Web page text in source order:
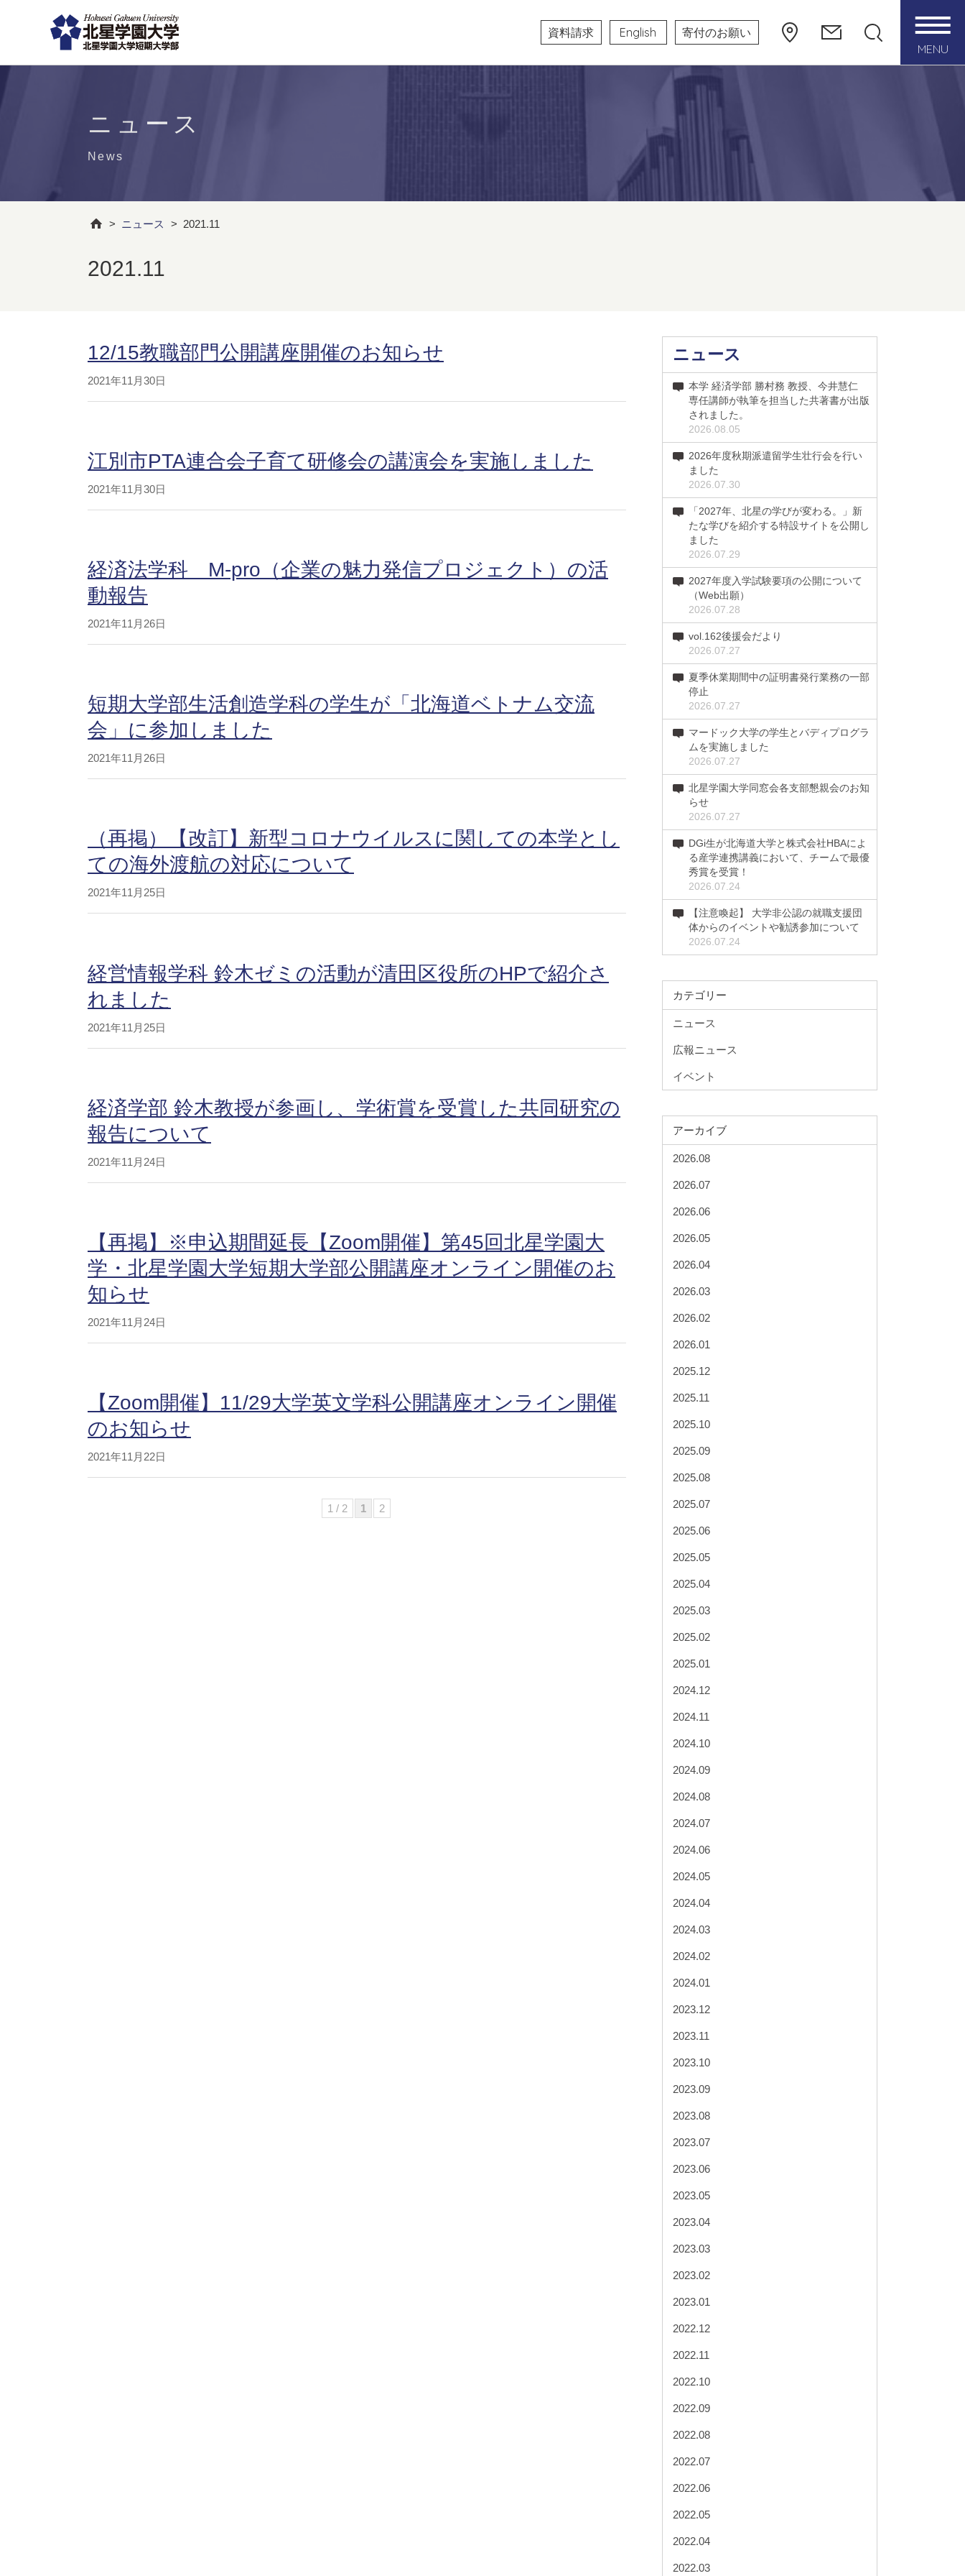
資料請求 English
寄付のお願い
MENU
ニュース
News
> ニュース > 2021.11
2021.11
12/15教職部門公開講座開催のお知らせ
2021年11月30日
江別市PTA連合会子育て研修会の講演会を実施しました
2021年11月30日
経済法学科 M-pro（企業の魅力発信プロジェクト）の活
動報告
2021年11月26日
短期大学部生活創造学科の学生が「北海道ベトナム交流
会」に参加しました
2021年11月26日
（再掲）【改訂】新型コロナウイルスに関しての本学とし
ての海外渡航の対応について
2021年11月25日
経営情報学科 鈴木ゼミの活動が清田区役所のHPで紹介さ
れました
2021年11月25日
経済学部 鈴木教授が参画し、学術賞を受賞した共同研究の
報告について
2021年11月24日
【再掲】※申込期間延長【Zoom開催】第45回北星学園大
学・北星学園大学短期大学部公開講座オンライン開催のお
知らせ
2021年11月24日
【Zoom開催】11/29大学英文学科公開講座オンライン開催
のお知らせ
2021年11月22日
1 / 2 1 2
ニュース
本学 経済学部 勝村務 教授、今井慧仁
専任講師が執筆を担当した共著書が出版
されました。
2026.08.05
2026年度秋期派遣留学生壮行会を行い
ました
2026.07.30
「2027年、北星の学びが変わる。」新
たな学びを紹介する特設サイトを公開し
ました
2026.07.29
2027年度入学試験要項の公開について
（Web出願）
2026.07.28
vol.162後援会だより
2026.07.27
夏季休業期間中の証明書発行業務の一部
停止
2026.07.27
マードック大学の学生とバディプログラ
ムを実施しました
2026.07.27
北星学園大学同窓会各支部懇親会のお知
らせ
2026.07.27
DGi生が北海道大学と株式会社HBAによ
る産学連携講義において、チームで最優
秀賞を受賞！
2026.07.24
【注意喚起】 大学非公認の就職支援団
体からのイベントや勧誘参加について
2026.07.24
カテゴリー
ニュース
広報ニュース
イベント
アーカイブ
2026.08
2026.07
2026.06
2026.05
2026.04
2026.03
2026.02
2026.01
2025.12
2025.11
2025.10
2025.09
2025.08
2025.07
2025.06
2025.05
2025.04
2025.03
2025.02
2025.01
2024.12
2024.11
2024.10
2024.09
2024.08
2024.07
2024.06
2024.05
2024.04
2024.03
2024.02
2024.01
2023.12
2023.11
2023.10
2023.09
2023.08
2023.07
2023.06
2023.05
2023.04
2023.03
2023.02
2023.01
2022.12
2022.11
2022.10
2022.09
2022.08
2022.07
2022.06
2022.05
2022.04
2022.03